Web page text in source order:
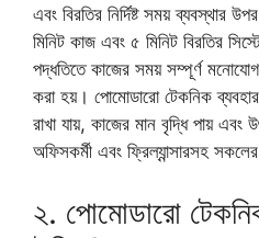
এবং বিরতির নির্দিষ্ট সময় ব্যবস্থার
মিনিট কাজ এবং ৫ মিনিট বিরতির
পদ্ধতিতে কাজের সময় সম্পূর্ণ
করা হয়। পোমোডারো টেকনিক
রাখা যায়, কাজের মান বৃদ্ধি পায় এবং
অফিসকর্মী এবং ফ্রিল্যান্সারসহ
২. পোমোডারো